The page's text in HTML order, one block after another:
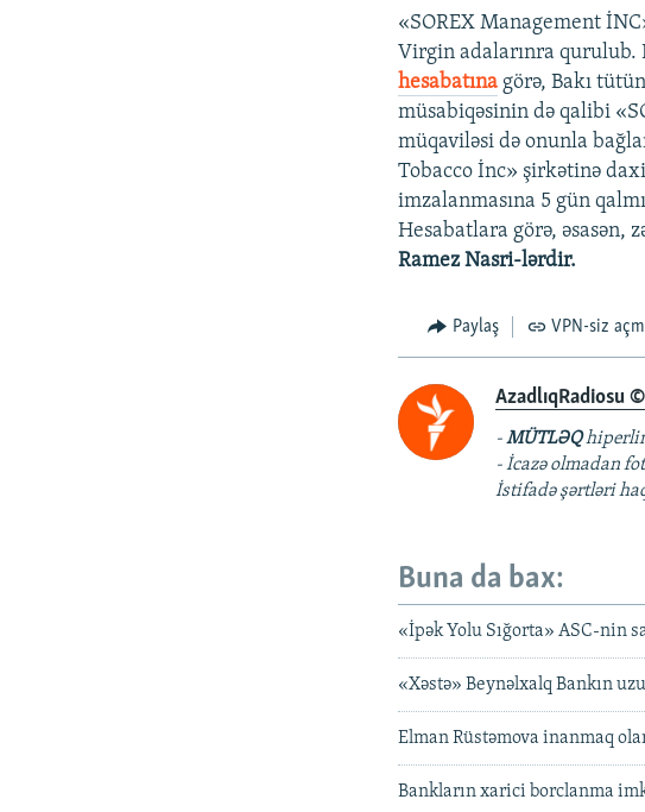
«SOREX Management
Virgin adalarınra
hesabatına görə, Bakı
müsabiqəsinin də qalibi
müqaviləsi də onunla
Tobacco İnc» şirkətinə
imzalanmasına 5 gün
Hesabatlara görə, əsasən,
Ramez Nasri-lərdir.
Paylaş VPN-siz
AzadlıqRadiosu ©
-MÜTLƏQ
- İcazə olmadan
İstifadə şərtləri
Buna da bax:
«İpək Yolu Sığorta» ASC-nin
«Xəstə» Beynəlxalq Bankın
Elman Rüstəmova inanmaq
Bankların xarici borclanma